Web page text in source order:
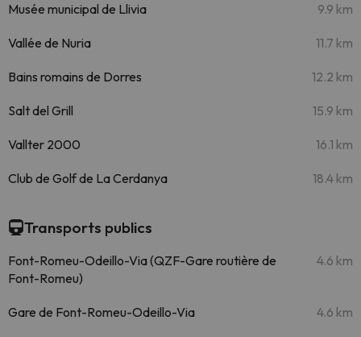
Musée municipal de Llivia 9.9 km
Vallée de Nuria 11.7 km
Bains romains de Dorres 12.2 km
Salt del Grill 15.9 km
Vallter 2000 16.1 km
Club de Golf de La Cerdanya 18.4 km
Transports publics
Font-Romeu-Odeillo-Via (QZF-Gare routière de
Font-Romeu)
4.6 km
Gare de Font-Romeu-Odeillo-Via 4.6 km